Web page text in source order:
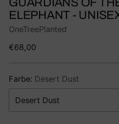
GUARDIANS OF
ELEPHANT -
OneTreePlanted
Regulärer
€68,00
Farbe: Desert Dust